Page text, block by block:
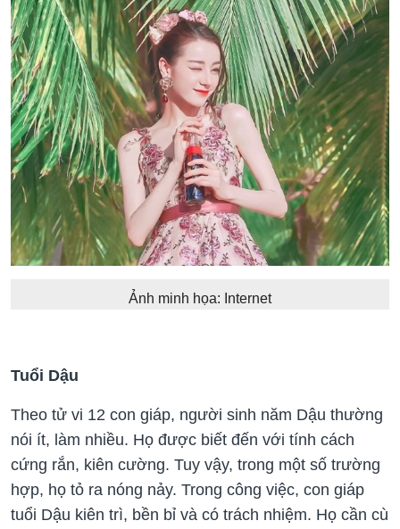
Ảnh minh họa: Internet
Tuổi Dậu
Theo tử vi 12 con giáp, người sinh năm Dậu thường
nói ít, làm nhiều. Họ được biết đến với tính cách
cứng rắn, kiên cường. Tuy vậy, trong một số trường
hợp, họ tỏ ra nóng nảy. Trong công việc, con giáp
tuổi Dậu kiên trì, bền bỉ và có trách nhiệm. Họ cần cù